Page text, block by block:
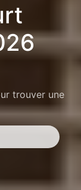
trouver une